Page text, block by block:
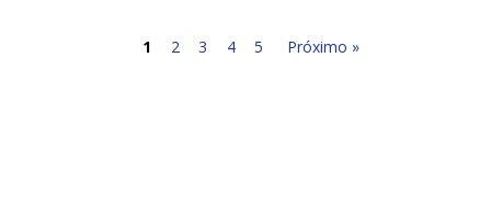
1 2 3 4 5 Próximo »